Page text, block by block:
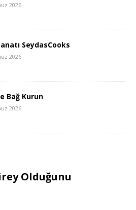
2026
SeydasCooks
2026
Bağ Kurun
2026
Olduğunu